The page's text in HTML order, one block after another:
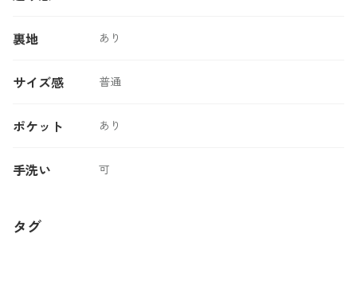
裏地 あり
サイズ感 普通
ポケット あり
手洗い 可
タグ